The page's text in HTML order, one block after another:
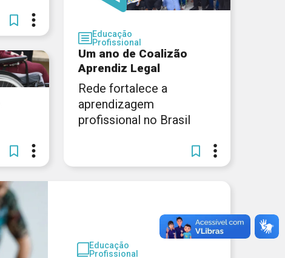
Educação
Profissional
Um ano de Coalizão
Aprendiz Legal
Rede fortalece a
aprendizagem
profissional no Brasil
Educação
Profissional